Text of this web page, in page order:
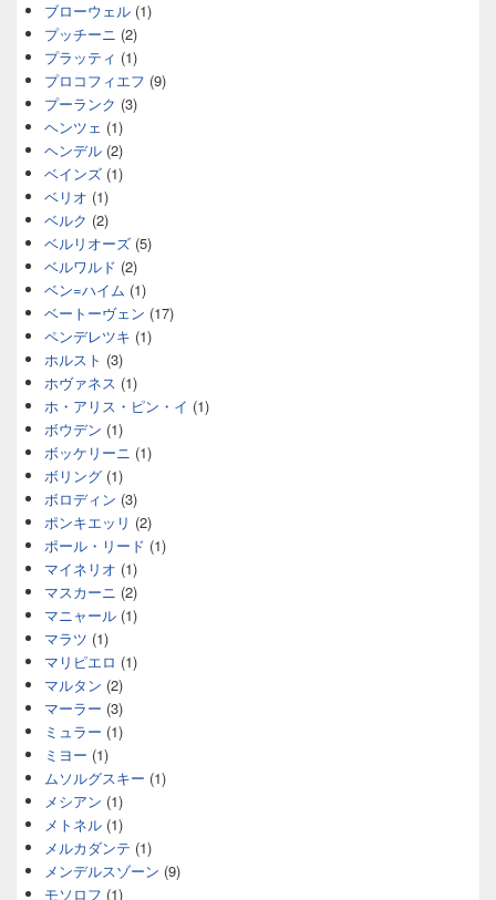
ブローウェル (1)
プッチーニ (2)
プラッティ (1)
プロコフィエフ (9)
プーランク (3)
ヘンツェ (1)
ヘンデル (2)
ベインズ (1)
ベリオ (1)
ベルク (2)
ベルリオーズ (5)
ベルワルド (2)
ベン=ハイム (1)
ベートーヴェン (17)
ペンデレツキ (1)
ホルスト (3)
ホヴァネス (1)
ホ・アリス・ピン・イ (1)
ボウデン (1)
ボッケリーニ (1)
ボリング (1)
ボロディン (3)
ポンキエッリ (2)
ポール・リード (1)
マイネリオ (1)
マスカーニ (2)
マニャール (1)
マラツ (1)
マリピエロ (1)
マルタン (2)
マーラー (3)
ミュラー (1)
ミヨー (1)
ムソルグスキー (1)
メシアン (1)
メトネル (1)
メルカダンテ (1)
メンデルスゾーン (9)
モソロフ (1)